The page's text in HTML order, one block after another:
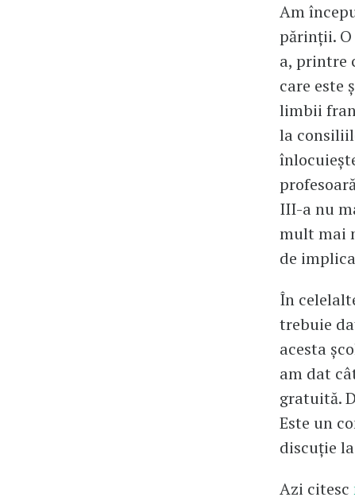
Am
părinții.
a, printre
care este
limbii
la
III-a nu
mult mai
de
În
trebuie
acesta
am dat
gratuită.
Este un
discuție
Azi citesc